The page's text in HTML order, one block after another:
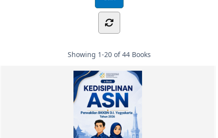
Showing 1-20 of 44Books